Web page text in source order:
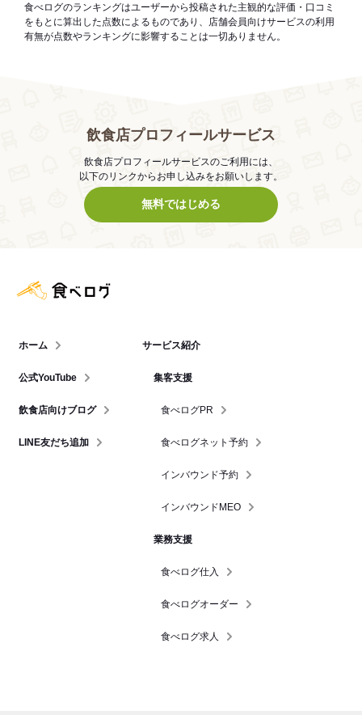
食べログのランキングはユーザーから投稿された主観的な評価・口コミ
をもとに算出した点数によるものであり、店舗会員向けサービスの利用
有無が点数やランキングに影響することは一切ありません。
飲食店プロフィールサービス
飲食店プロフィールサービスのご利用には、
以下のリンクからお申し込みをお願いします。
無料ではじめる
ホーム
公式YouTube
飲食店向けブログ
LINE友だち追加
サービス紹介
集客支援
食べログPR
食べログネット予約
インバウンド予約
インバウンドMEO
業務支援
食べログ仕入
食べログオーダー
食べログ求人